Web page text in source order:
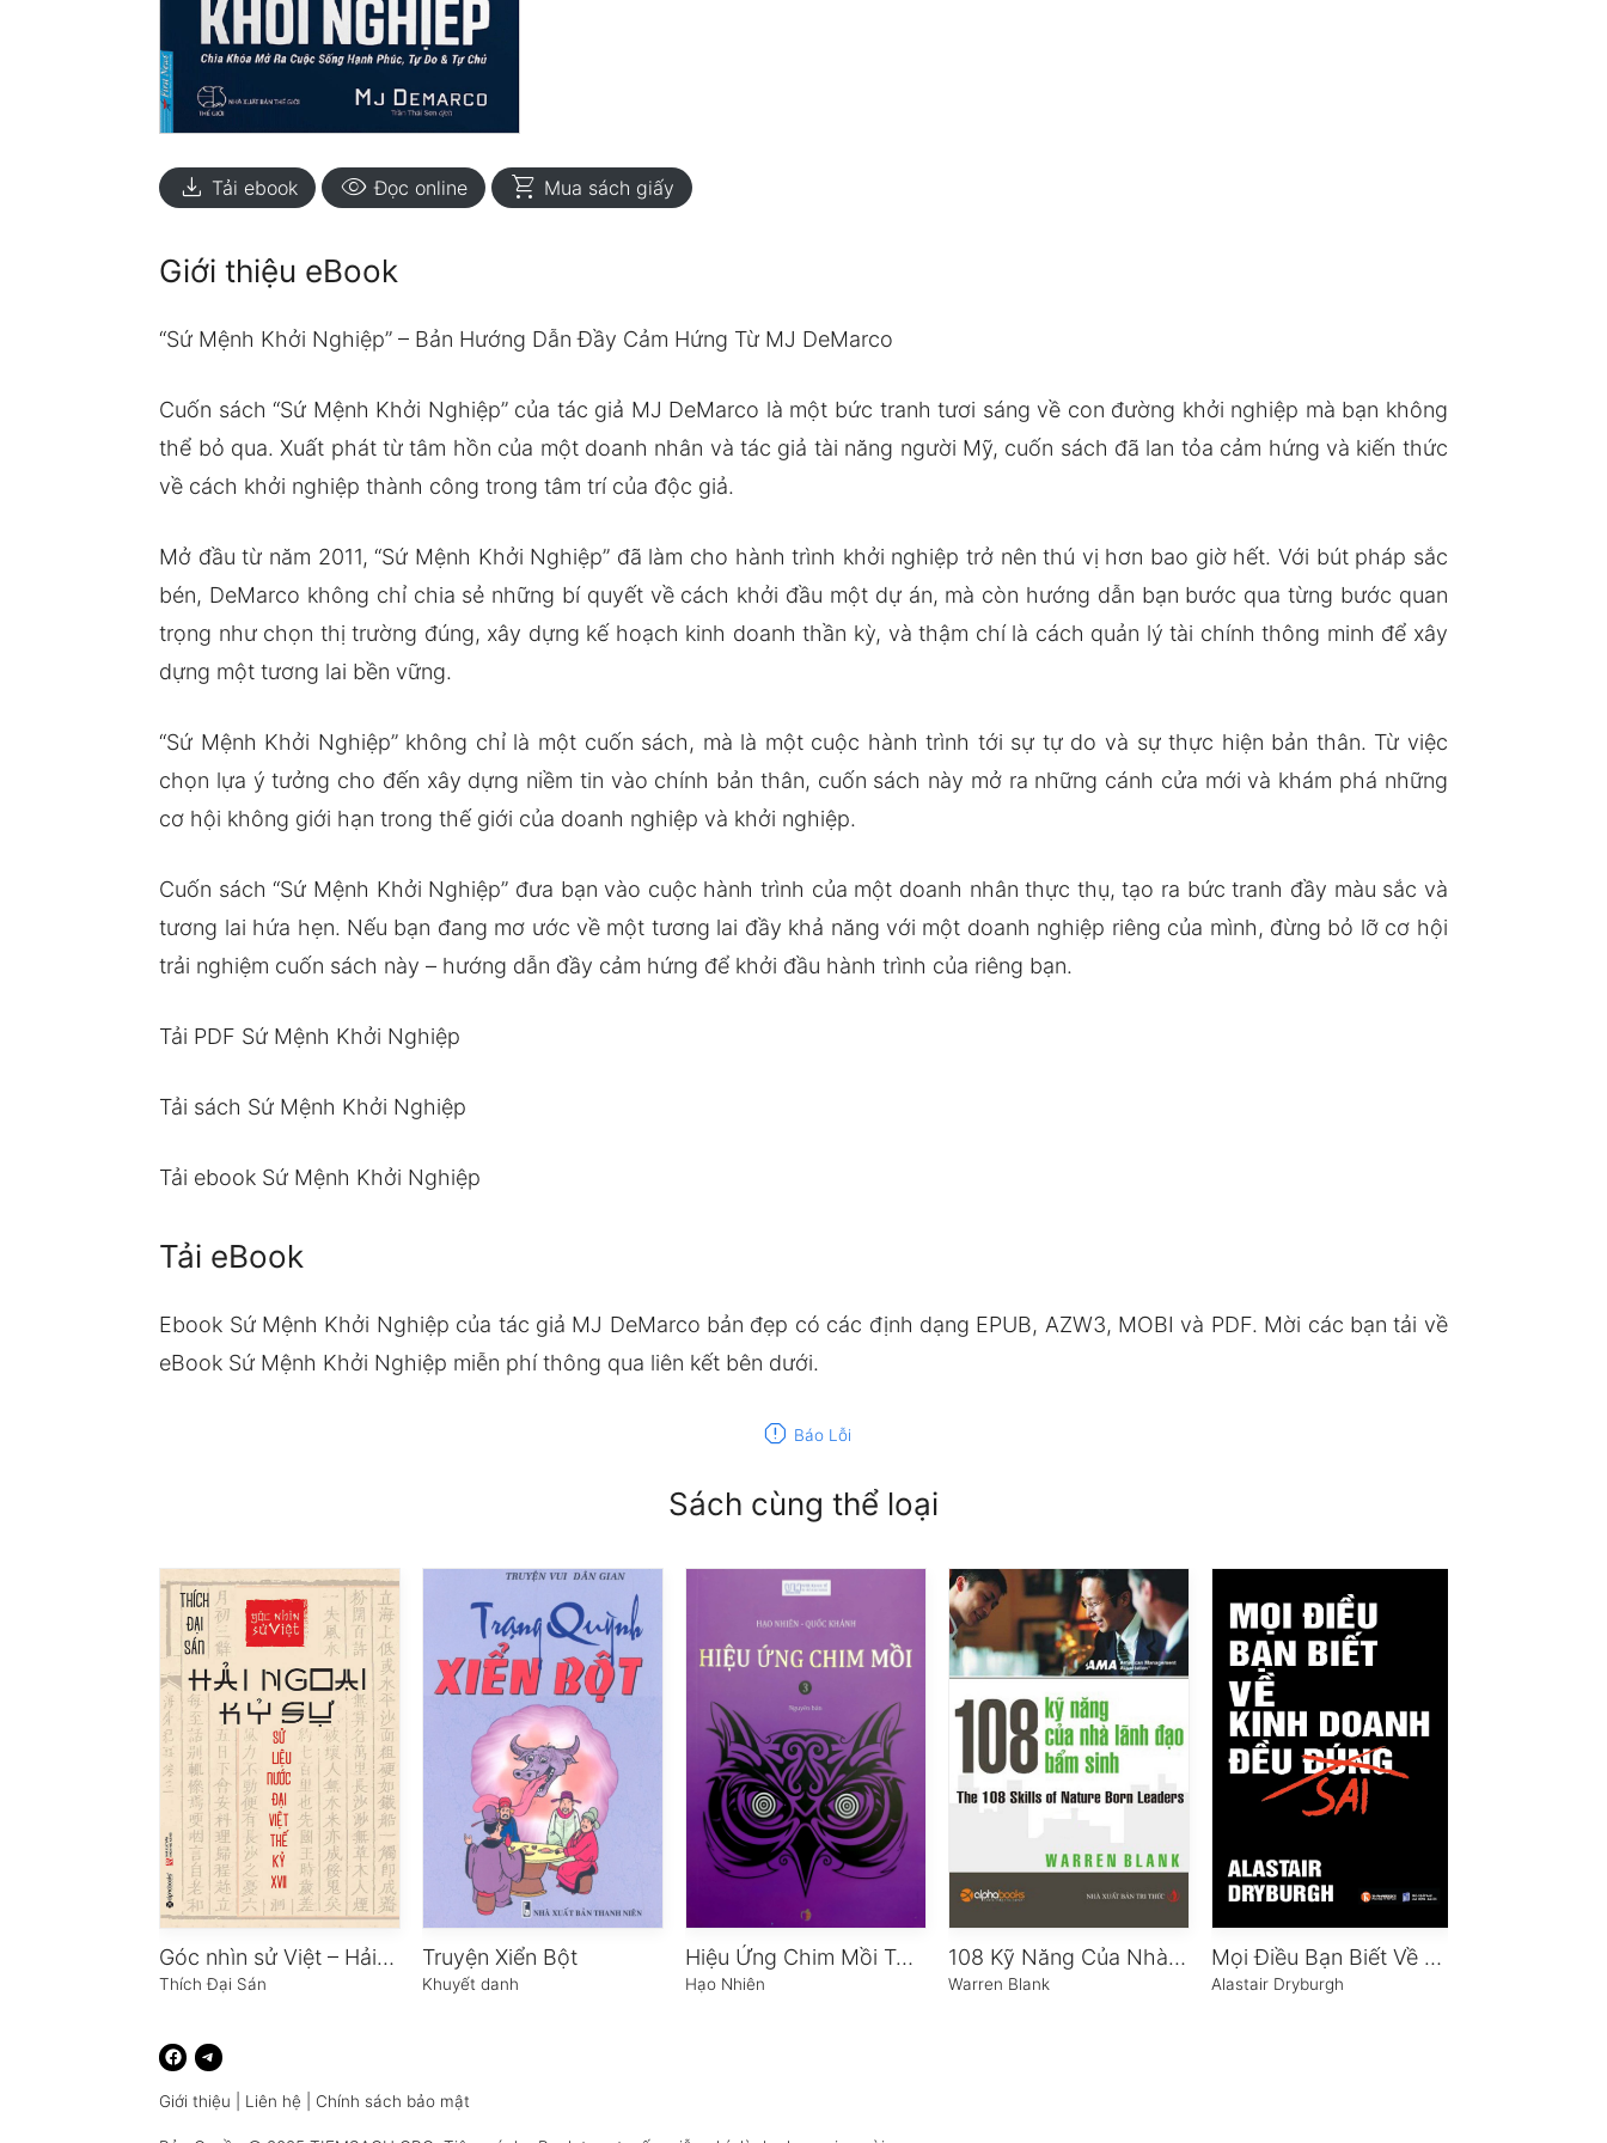
download Tải ebook visibility Đọc online shopping_cart Mua sách giấy
Giới thiệu eBook
“Sứ Mệnh Khởi Nghiệp” – Bản Hướng Dẫn Đầy Cảm Hứng Từ MJ DeMarco
Cuốn sách “Sứ Mệnh Khởi Nghiệp” của tác giả MJ DeMarco là một bức tranh tươi sáng về con đường khởi nghiệp mà bạn không
thể bỏ qua. Xuất phát từ tâm hồn của một doanh nhân và tác giả tài năng người Mỹ, cuốn sách đã lan tỏa cảm hứng và kiến thức
về cách khởi nghiệp thành công trong tâm trí của độc giả.
Mở đầu từ năm 2011, “Sứ Mệnh Khởi Nghiệp” đã làm cho hành trình khởi nghiệp trở nên thú vị hơn bao giờ hết. Với bút pháp sắc
bén, DeMarco không chỉ chia sẻ những bí quyết về cách khởi đầu một dự án, mà còn hướng dẫn bạn bước qua từng bước quan
trọng như chọn thị trường đúng, xây dựng kế hoạch kinh doanh thần kỳ, và thậm chí là cách quản lý tài chính thông minh để xây
dựng một tương lai bền vững.
“Sứ Mệnh Khởi Nghiệp” không chỉ là một cuốn sách, mà là một cuộc hành trình tới sự tự do và sự thực hiện bản thân. Từ việc
chọn lựa ý tưởng cho đến xây dựng niềm tin vào chính bản thân, cuốn sách này mở ra những cánh cửa mới và khám phá những
cơ hội không giới hạn trong thế giới của doanh nghiệp và khởi nghiệp.
Cuốn sách “Sứ Mệnh Khởi Nghiệp” đưa bạn vào cuộc hành trình của một doanh nhân thực thụ, tạo ra bức tranh đầy màu sắc và
tương lai hứa hẹn. Nếu bạn đang mơ ước về một tương lai đầy khả năng với một doanh nghiệp riêng của mình, đừng bỏ lỡ cơ hội
trải nghiệm cuốn sách này – hướng dẫn đầy cảm hứng để khởi đầu hành trình của riêng bạn.
Tải PDF Sứ Mệnh Khởi Nghiệp
Tải sách Sứ Mệnh Khởi Nghiệp
Tải ebook Sứ Mệnh Khởi Nghiệp
Tải eBook
Ebook Sứ Mệnh Khởi Nghiệp của tác giả MJ DeMarco bản đẹp có các định dạng EPUB, AZW3, MOBI và PDF. Mời các bạn tải về
eBook Sứ Mệnh Khởi Nghiệp miễn phí thông qua liên kết bên dưới.
report Báo Lỗi
Sách cùng thể loại
Góc nhìn sử Việt – Hải ngoại kỷ sự
Thích Đại Sán
Truyện Xiển Bột
Khuyết danh
Hiệu Ứng Chim Mồi Tập 3
Hạo Nhiên
108 Kỹ Năng Của Nhà Lãnh Đạo Bẩm Sinh
Warren Blank
Mọi Điều Bạn Biết Về Kinh Doanh Đều Sai
Alastair Dryburgh
Giới thiệu Liên hệ Chính sách bảo mật